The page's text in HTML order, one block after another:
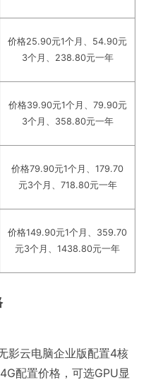
价格25.90元1个月、54.90元
3个月、238.80元一年
价格39.90元1个月、79.90元
3个月、358.80元一年
价格79.90元1个月、179.70
元3个月、718.80元一年
价格149.90元1个月、359.70
元3个月、1438.80元一年
影云电脑企业版配置4核
配置价格，可选GPU显